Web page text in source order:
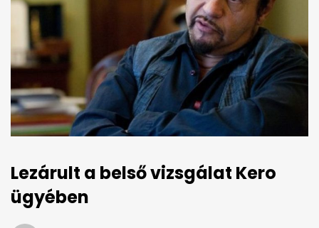
Lezárult a belső vizsgálat Kero
ügyében